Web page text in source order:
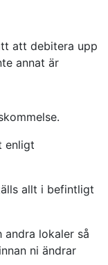
att debitera upp
annat är
enligt
allt i befintligt
andra lokaler så
ni ändrar